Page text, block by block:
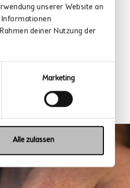
unserer Website an
Informationen
deiner Nutzung der
Marketing
Alle zulassen